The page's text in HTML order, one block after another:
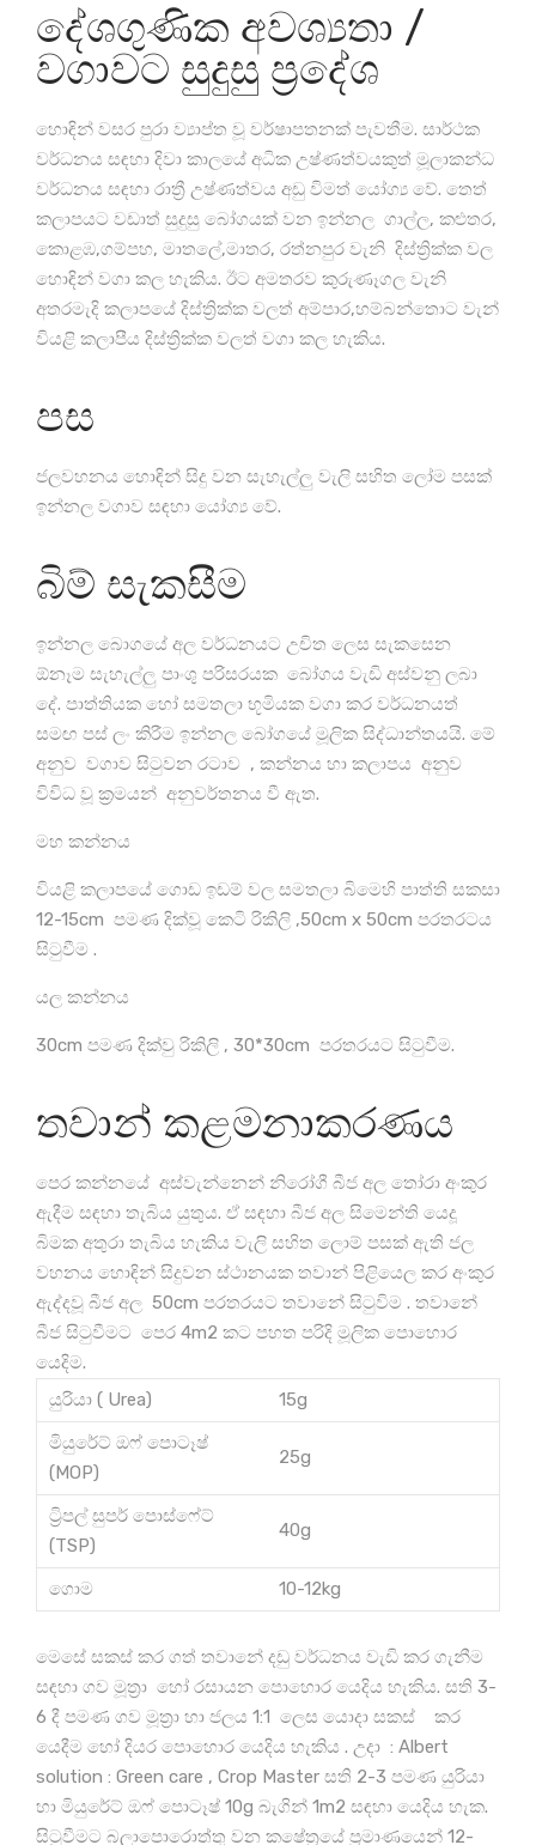
දේශගුණික අවශ්‍යතා /
වගාවට සුදුසු ප්‍රදේශ
හොඳින් වසර පුරා ව්‍යාප්ත වූ වර්ෂාපතනක් පැවතීම. සාර්ථක
වර්ධනය සඳහා දිවා කාලයේ අධික උෂ්ණත්වයකුත් මූලාකන්ධ
වර්ධනය සඳහා රාත්‍රී උෂ්ණත්වය අඩු විමත් යෝග්‍ය වේ. තෙත්
කලාපයට වඩාත් සුදුසු බෝගයක් වන ඉන්නල ගාල්ල, කළුතර,
කොළඹ,ගම්පහ, මාතලේ,මාතර, රත්නපුර වැනි දිස්ත්‍රික්ක වල
හොඳින් වගා කල හැකිය. ඊට අමතරව කුරුණෑගල වැනි
අතරමැදි කලාපයේ දිස්ත්‍රික්ක වලත් අම්පාර,හම්බන්තොට වැන්
වියළි කලාපීය දිස්ත්‍රික්ක වලත් වගා කල හැකිය.
පස
ජලවහනය හොඳින් සිදු වන සැහැල්ලු වැලි සහිත ලෝම පසක්
ඉන්නල වගාව සඳහා යෝග්‍ය වේ.
බිම් සැකසීම
ඉන්නල බොගයේ අල වර්ධනයට උචිත ලෙස සැකසෙන
ඕනෑම සැහැල්ලු පාංශු පරිසරයක බෝගය වැඩි අස්වනු ලබා
දේ. පාත්තියක හෝ සමතලා භූමියක වගා කර වර්ධනයත්
සමඟ පස් ලං කිරීම ඉන්නල බෝගයේ මූලික සිද්ධාන්තයයි. මේ
අනුව වගාව සිටුවන රටාව , කන්නය හා කලාපය අනුව
විවිධ වූ ක්‍රමයන් අනුවර්තනය වී ඇත.
මහ කන්නය
වියළි කලාපයේ ගොඩ ඉඩම් වල සමතලා බිමෙහි පාත්ති සකසා
12-15cm පමණ දික්වූ කෙටි රිකිලි ,50cm x 50cm පරතරටය
සිටුවීම .
යල කන්නය
30cm පමණ දික්වු රිකිලි , 30*30cm පරතරයට සිටුවීම.
තවාන් කළමනාකරණය
පෙර කන්නයේ අස්වැන්නෙන් නිරෝගී බීජ අල තෝරා අංකුර
ඇදීම සඳහා තැබිය යුතුය. ඒ සඳහා බීජ අල සිමෙන්ති යෙදූ
බිමක අතුරා තැබිය හැකිය වැලි සහිත ලොම් පසක් ඇති ජල
වහනය හොඳින් සිදුවන ස්ථානයක තවාන් පිළියෙල කර අංකුර
ඇද්දවූ බීජ අල 50cm පරතරයට තවානේ සිටුවිම . තවානේ
බීජ සිටුවීමට පෙර 4m2 කට පහත පරිදි මූලික පොහොර
යෙදිම.
යුරියා ( Urea)
15g
මියුරේට් ඔෆ් පොටෑෂ්
(MOP)
25g
ට්‍රිපල් සුපර් පොස්ෆේට්
(TSP)
40g
ගොම 10-12kg
මෙසේ සකස් කර ගත් තවානේ දඩු වර්ධනය වැඩි කර ගැනීම
සඳහා ගව මූත්‍රා හෝ රසායන පොහොර යෙදිය හැකිය. සති 3-
6 දී පමණ ගව මූත්‍රා හා ජලය 1:1 ලෙස යොදා සකස් කර
යෙදීම හෝ දියර පොහොර යෙදිය හැකිය . උදා : Albert
solution : Green care , Crop Master සති 2-3 පමණ යුරියා
හා මියුරේට් ඔෆ් පොටෑෂ් 10g බැගින් 1m2 සඳහා යෙදිය හැක.
සිටුවීමට බලාපොරොත්තු වන කෂේත්‍රයේ ප්‍රමාණයෙන් 12-